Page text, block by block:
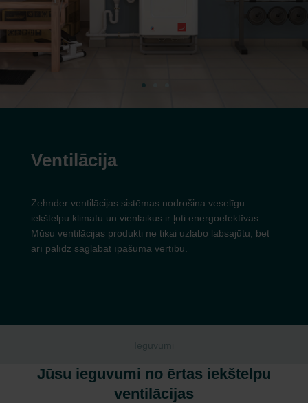
Ventilācija
Zehnder ventilācijas sistēmas nodrošina veselīgu
iekštelpu klimatu un vienlaikus ir ļoti energoefektīvas.
Mūsu ventilācijas produkti ne tikai uzlabo labsajūtu, bet
arī palīdz saglabāt īpašuma vērtību.
Ieguvumi
Jūsu ieguvumi no ērtas iekštelpu
ventilācijas